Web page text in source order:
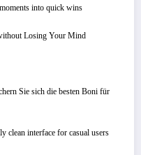
into quick wins
Losing Your Mind
Sie sich die besten Boni für
clean interface for casual users